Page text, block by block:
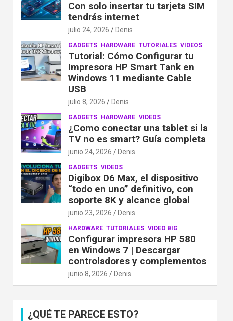
Con solo insertar tu tarjeta SIM
tendrás internet
julio 24, 2026 Denis
GADGETS HARDWARE TUTORIALES VIDEOS
Tutorial: Cómo Configurar tu
Impresora HP Smart Tank en
Windows 11 mediante Cable
USB
julio 8, 2026 Denis
GADGETS HARDWARE VIDEOS
¿Como conectar una tablet si la
TV no es smart? Guía completa
junio 24, 2026 Denis
GADGETS VIDEOS
Digibox D6 Max, el dispositivo
“todo en uno” definitivo, con
soporte 8K y alcance global
junio 23, 2026 Denis
HARDWARE TUTORIALES VIDEO BIG
Configurar impresora HP 580
en Windows 7 | Descargar
controladores y complementos
junio 8, 2026 Denis
¿QUÉ TE PARECE ESTO?